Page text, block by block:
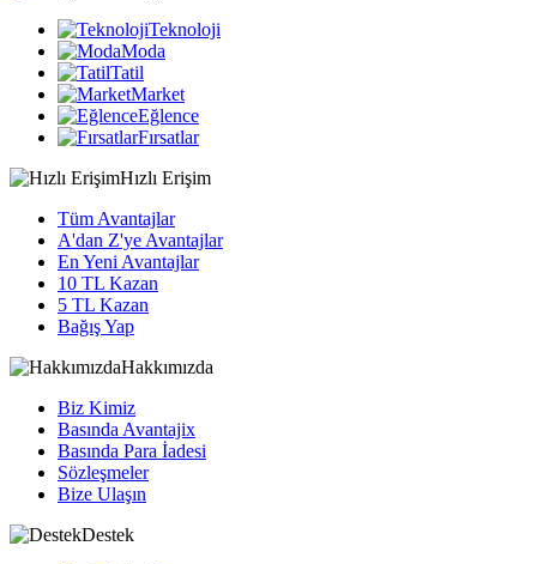
Teknoloji
Moda
Tatil
Market
Eğlence
Fırsatlar
Hızlı Erişim
Tüm Avantajlar
A'dan Z'ye Avantajlar
En Yeni Avantajlar
10 TL Kazan
5 TL Kazan
Bağış Yap
Hakkımızda
Biz Kimiz
Basında Avantajix
Basında Para İadesi
Sözleşmeler
Bize Ulaşın
Destek